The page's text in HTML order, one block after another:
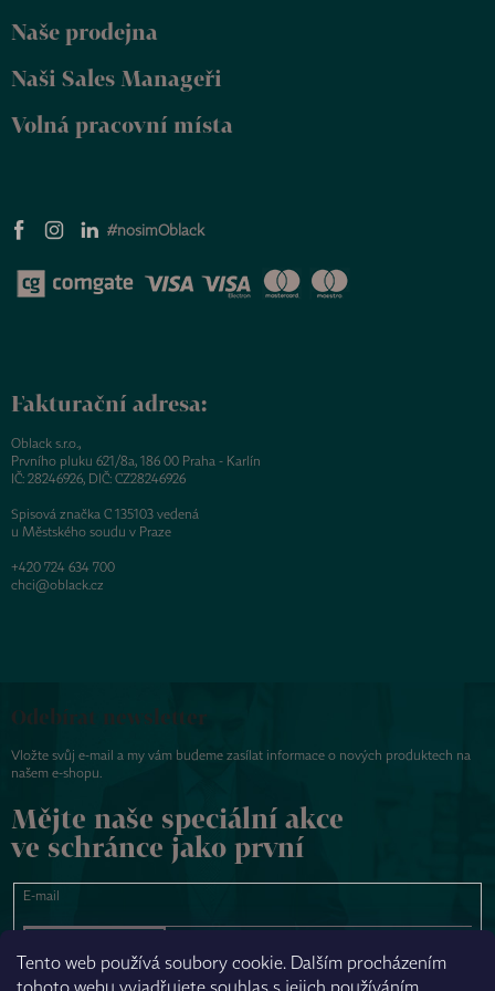
Tento web používá soubory cookie. Dalším procházením
Naše prodejna
Naši Sales Manageři
Volná pracovní místa
#nosimOblack
Fakturační adresa:
Oblack s.r.o.,
Prvního pluku 621/8a, 186 00 Praha - Karlín
IČ: 28246926, DIČ: CZ28246926
Spisová značka C 135103 vedená
u Městského soudu v Praze
+420 724 634 700
chci@oblack.cz
Odebírat newsletter
Vložte svůj e-mail a my vám budeme zasílat informace o nových produktech na
našem e-shopu.
Mějte naše speciální akce
ve schránce jako první
E-mail